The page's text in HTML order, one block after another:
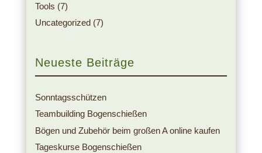
Tools (7)
Uncategorized(7)
Neueste Beiträge
Sonntagsschützen
Teambuilding Bogenschießen
Bögen und Zubehör beim großen A online kaufen
Tageskurse Bogenschießen